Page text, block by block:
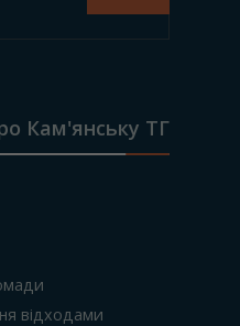
Кам'янську ТГ
відходами